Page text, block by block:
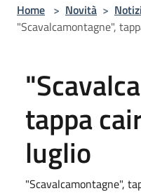
Home > Novità >
"Scavalcamontagne",
tappa
luglio
"Scavalcamontagne",